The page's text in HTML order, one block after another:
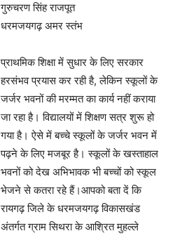
गुरुचरण सिंह राजपूत
धरमजयगढ़ अमर स्तंभ
प्राथमिक शिक्षा में सुधार के लिए सरकार
हरसंभव प्रयास कर रही है, लेकिन स्कूलों के
जर्जर भवनों की मरम्मत का कार्य नहीं कराया
जा रहा है। विद्यालयों में शिक्षण सत्र शुरू हो
गया है। ऐसे में बच्चे स्कूलों के जर्जर भवन में
पढ़ने के लिए मजबूर है। स्कूलों के खस्ताहाल
भवनों को देख अभिभावक भी बच्चों को स्कूल
भेजने से कतरा रहे हैं।आपको बता दें कि
रायगढ़ जिले के धरमजयगढ़ विकासखंड
अंतर्गत ग्राम सिथरा के आश्रित मुहल्ले